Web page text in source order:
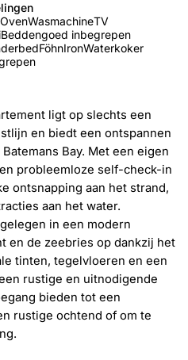
OvenWasmachineTV
Beddengoed inbegrepen
FöhnIronWaterkoker
ligt op slechts een
en biedt een ontspannen
Bay. Met een eigen
probleemloze self-check-in
ontsnapping aan het strand,
aan het water.
in een modern
en de zeebries op dankzij het
tinten, tegelvloeren en een
rustige en uitnodigende
bieden tot een
rustige ochtend of om te